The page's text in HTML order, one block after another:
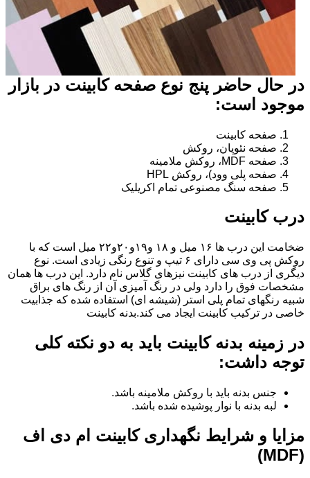
در حال حاضر پنج نوع صفحه کابینت در بازار
موجود است:
صفحه کابینت
صفحه نئوپان، روکش
صفحه MDF، روکش ملامینه
صفحه پلی وود)، روکش HPL
صفحه سنگ مصنوعی تمام اکریلیک
درب کابینت
ضخامت این درب ها ۱۶ میل و ۱۸ و١٩و٢٠و٢٢ میل است که با
روکش پی وی سی دارای ۶ تیپ و تنوع رنگی زیادی است. نوع
دیگری از درب های کابینت نیزهای گلاس نام دارد. این درب ها همان
مشخصات فوق را دارد ولی در رنگ آمیزی آن از رنگ های براق
شبیه رنگهای تمام پلی استر (شیشه ای) استفاده شده که جذابیت
خاصی در ترکیب کابینت ایجاد می کند.بدنه کابینت
در زمینه بدنه کابینت باید به دو نکته کلی
توجه داشت:
جنس بدنه باید با روکش ملامینه باشد.
لبه بدنه با نوار پوشیده شده باشد.
مزایا و شرایط نگهداری کابینت ام دی اف
(MDF)